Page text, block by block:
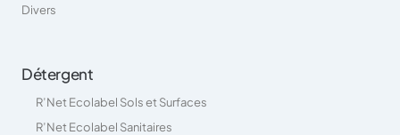
Divers
Détergent
R’Net Ecolabel Sols et Surfaces
R’Net Ecolabel Sanitaires